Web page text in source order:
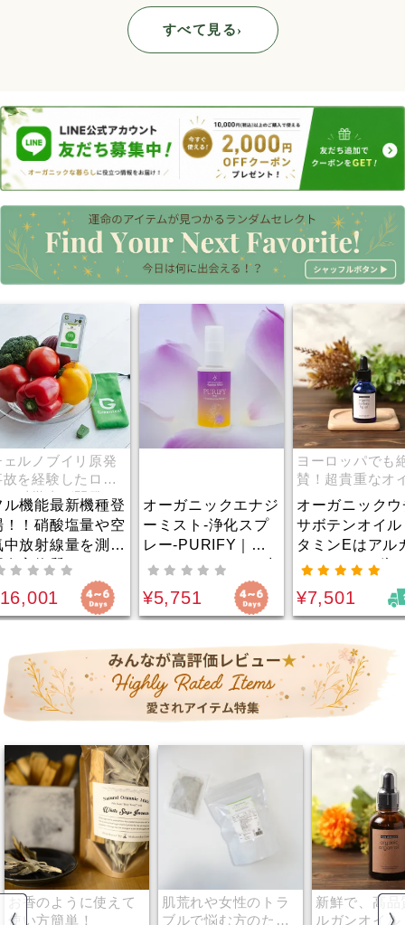
すべて見る›
ブイリ原発
験したロシ
者が開発！
最新機種登
酸塩量や空
線量を測る
質チェック
」 有害物
ク機エコ6
オーガニックエナジ
ーミスト-浄化スプ
レー-PURIFY｜フ
ランキンセンスの力
で、ネガティブなエ
ネルギーを浄化｜ポ
ジティブなエネルギ
ーを引き寄せる
¥5,751
ヨーロッパでも絶
賛！超貴重なオイ
ル！
オーガニックウチワ
サボテンオイル｜ビ
タミンEはアルガン
オイルの1.6倍！美
容家から最も注目さ
れている美容オイ
ル！小じわやたるみ
などの部分使いにも
¥7,501
お香のように使えて
使い方簡単！
肌荒れや女性のトラ
ブルで悩む方のため
新鮮で、高品
ルガンオイル